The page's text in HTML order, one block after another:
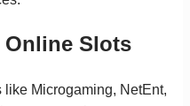
Online Slots
Microgaming, NetEnt,